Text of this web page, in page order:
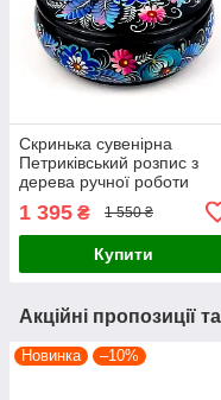
Скринька сувенірна
Петриківський розпис з
дерева ручної роботи
кругла 15х6см БЛАКИТНІ
КВІТИ Україна
1 395 ₴ 1 550 ₴
Купити
Акційні пропозиції
Новинка –10%